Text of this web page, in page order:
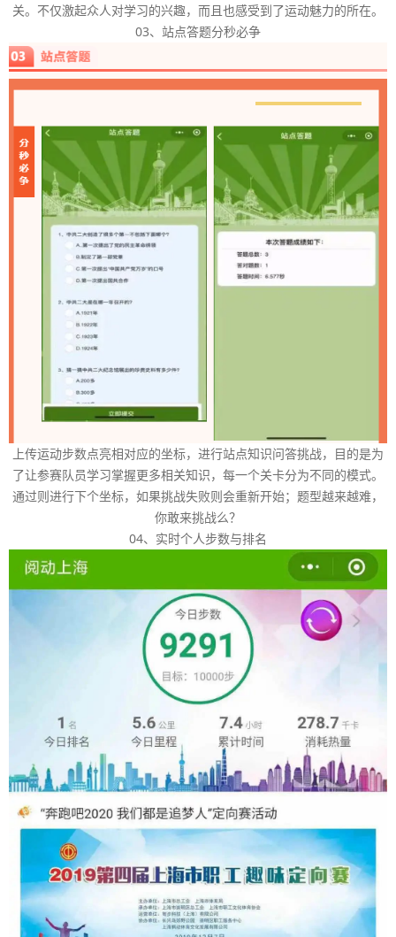
关。不仅激起众人对学习的兴趣，而且也感受到了运动魅力的所在。
03、站点答题分秒必争
上传运动步数点亮相对应的坐标，进行站点知识问答挑战，目的是为
了让参赛队员学习掌握更多相关知识，每一个关卡分为不同的模式。
通过则进行下个坐标，如果挑战失败则会重新开始；题型越来越难，
你敢来挑战么？
04、实时个人步数与排名